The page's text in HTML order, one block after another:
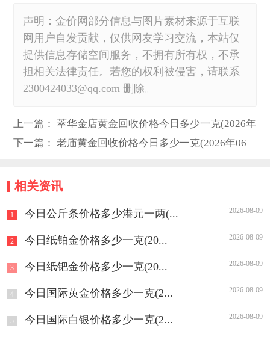
声明：金价网部分信息与图片素材来源于互联
网用户自发贡献，仅供网友学习交流，本站仅
提供信息存储空间服务，不拥有所有权，不承
担相关法律责任。若您的权利被侵害，请联系
2300424033@qq.com 删除。
上一篇：萃华金店黄金回收价格今日多少一克(2026年
06月08日)
下一篇：老庙黄金回收价格今日多少一克(2026年06
相关资讯
1 今日公斤条价格多少港元一两(... 2026-08-09
2 今日纸铂金价格多少一克(20... 2026-08-09
3 今日纸钯金价格多少一克(20... 2026-08-09
4 今日国际黄金价格多少一克(2... 2026-08-09
5 今日国际白银价格多少一克(2... 2026-08-09